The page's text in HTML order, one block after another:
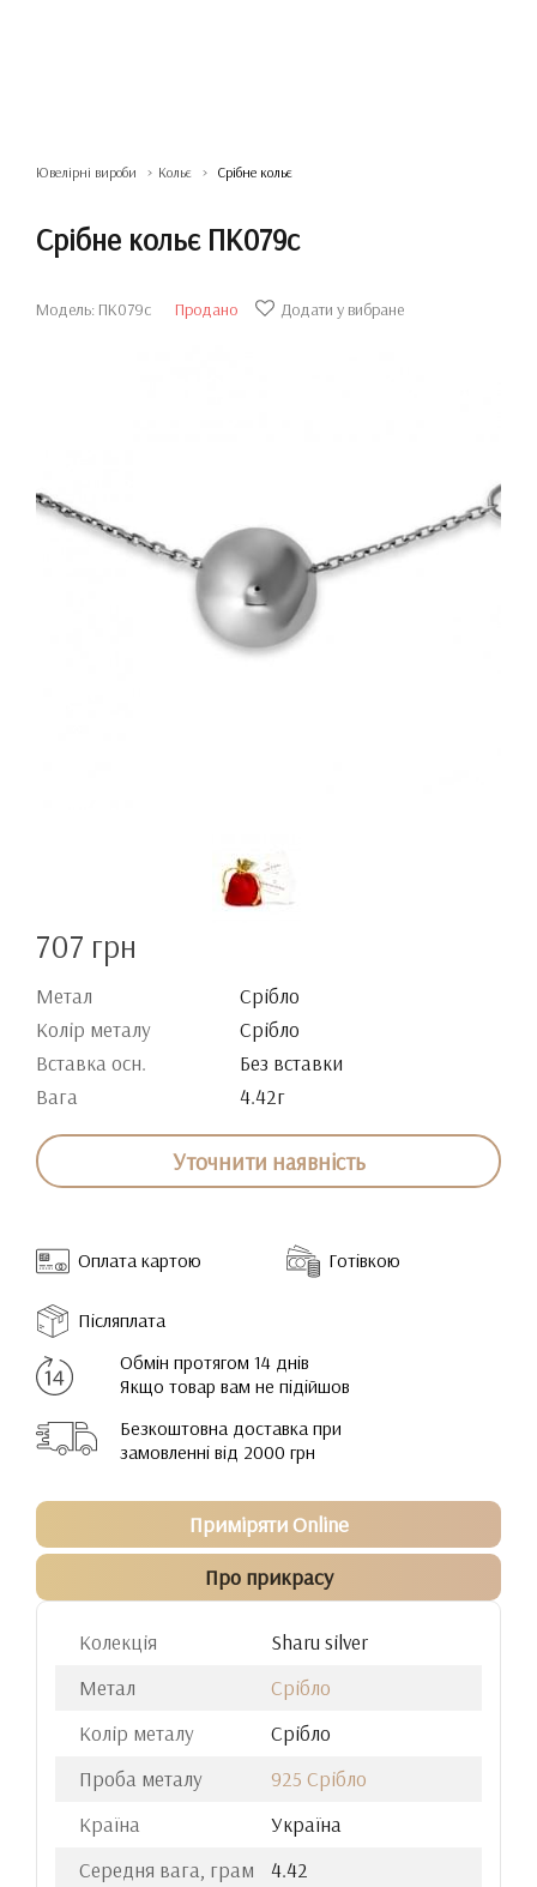
Ювелірні вироби Кольє Срібне кольє
Срібне кольє ПК079с
Модель: ПК079с Продано Додати у вибране
707 грн
Метал
Срібло
Колір металу
Срібло
Вставка осн.
Без вставки
Вага
4.42г
Уточнити наявність
Оплата картою Готівкою
Післяплата
Обмін протягом 14 днів
Якщо товар вам не підійшов
Безкоштовна доставка при
замовленні від 2000 грн
Приміряти Online
Про прикрасу
Колекція
Sharu silver
Метал
Срібло
Колір металу
Срібло
Проба металу
925 Срібло
Країна
Україна
Середня вага, грам
4.42